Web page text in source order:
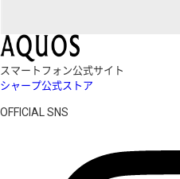
スマートフォン公式サイト
シャープ公式ストア
OFFICIAL SNS